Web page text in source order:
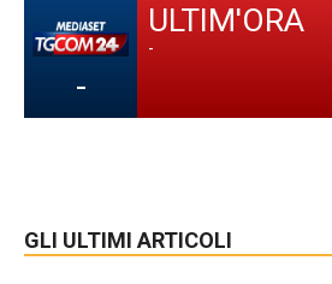
-
ULTIM'ORA
-
GLI ULTIMI ARTICOLI